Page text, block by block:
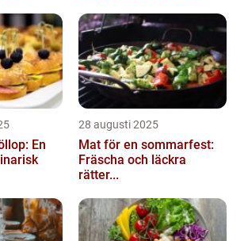
En
28 augusti 2025
Mat för en sommarfest:
Fräscha och läckra
rätter...